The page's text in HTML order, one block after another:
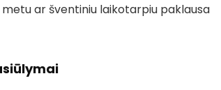
ar šventiniu laikotarpiu paklausa